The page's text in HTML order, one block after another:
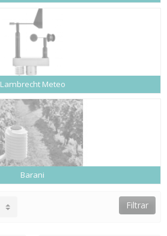
Lambrecht Meteo
Barani
Filtrar